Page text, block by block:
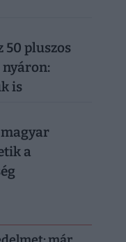
50 pluszos
is
magyar
a